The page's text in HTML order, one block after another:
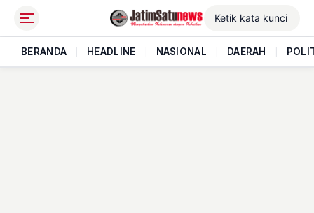
BERANDA HEADLINE NASIONAL DAERAH